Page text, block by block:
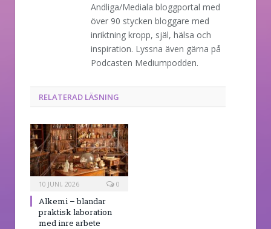
Andliga/Mediala bloggportal med
över 90 stycken bloggare med
inriktning kropp, själ, hälsa och
inspiration. Lyssna även gärna på
Podcasten Mediumpodden.
RELATERAD LÄSNING
10 JUNI, 2026 0
Alkemi – blandar
praktisk laboration
med inre arbete